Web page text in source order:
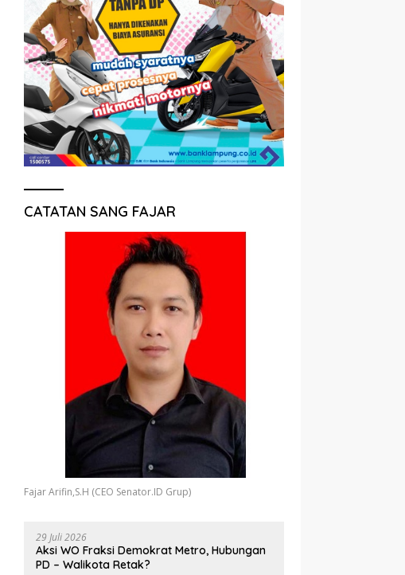
CATATAN SANG FAJAR
Fajar Arifin,S.H (CEO Senator.ID Grup)
29 Juli 2026
Aksi WO Fraksi Demokrat Metro, Hubungan
PD – Walikota Retak?